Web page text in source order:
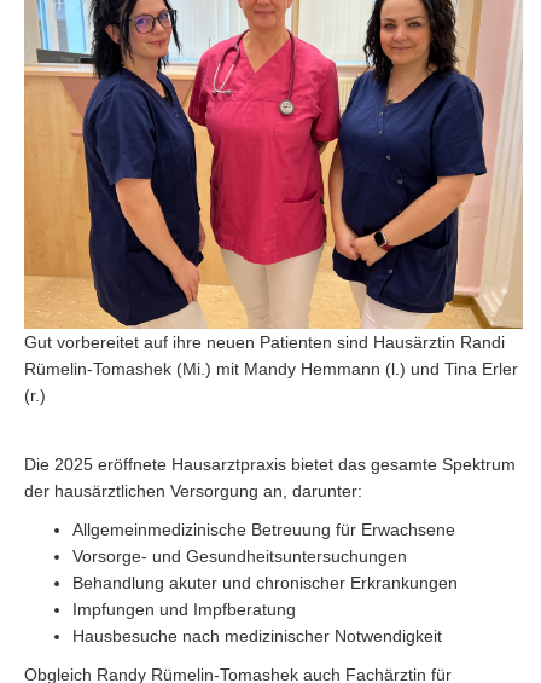
Gut vorbereitet auf ihre neuen Patienten sind Hausärztin Randi
Rümelin-Tomashek (Mi.) mit Mandy Hemmann (l.) und Tina Erler
(r.)
Die 2025 eröffnete Hausarztpraxis bietet das gesamte Spektrum
der hausärztlichen Versorgung an, darunter:
Allgemeinmedizinische Betreuung für Erwachsene
Vorsorge- und Gesundheitsuntersuchungen
Behandlung akuter und chronischer Erkrankungen
Impfungen und Impfberatung
Hausbesuche nach medizinischer Notwendigkeit
Obgleich Randy Rümelin-Tomashek auch Fachärztin für